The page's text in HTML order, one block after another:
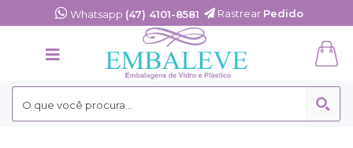
to
content
Whatsapp (47) 4101-8581 Rastrear Pedido